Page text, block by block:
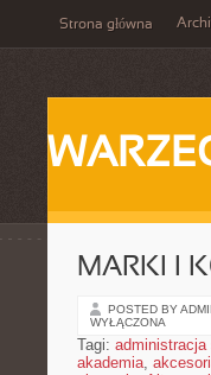
Strona główna
MARKI I
POSTED BY
WYŁĄCZONA
Tagi: administracja
akademia,